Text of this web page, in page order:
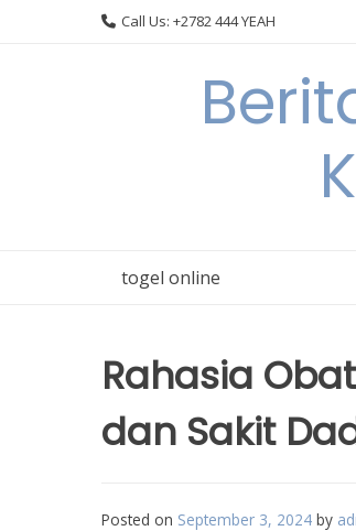
Call Us: +2782 444 YEAH
togel online
Rahasia
dan Sakit
Posted on September 3, 2024 by